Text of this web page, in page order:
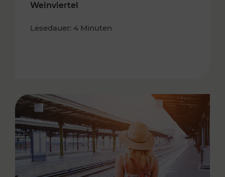
Weinviertel
Lesedauer: 4 Minuten